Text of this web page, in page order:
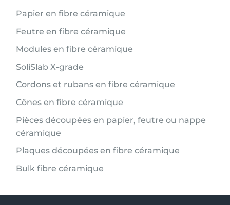
Papier en fibre céramique
Feutre en fibre céramique
Modules en fibre céramique
SoliSlab X-grade
Cordons et rubans en fibre céramique
Cônes en fibre céramique
Pièces découpées en papier, feutre ou nappe
céramique
Plaques découpées en fibre céramique
Bulk fibre céramique